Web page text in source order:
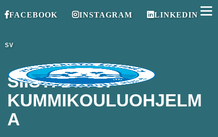
FACEBOOK INSTAGRAM LINKEDIN
SV
SIISTI BIITSI-
KUMMIKOULUOHJELM
A